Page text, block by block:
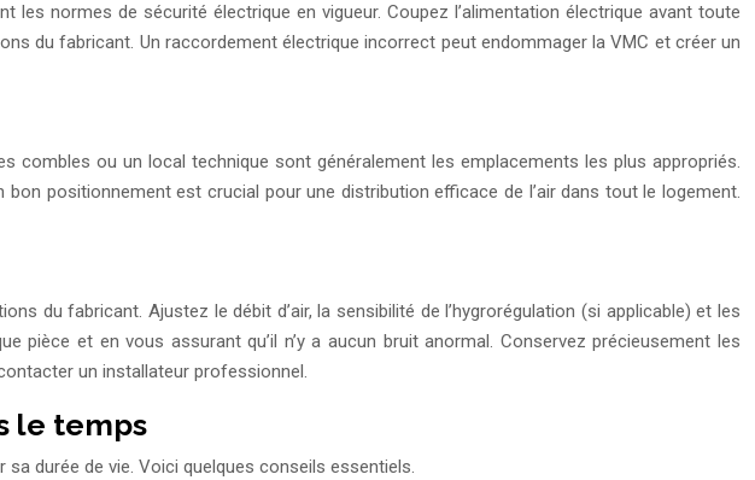
normes de sécurité électrique en vigueur. Coupez l’alimentation électrique avant toute
du fabricant. Un raccordement électrique incorrect peut endommager la VMC et créer un
combles ou un local technique sont généralement les emplacements les plus appropriés.
positionnement est crucial pour une distribution efficace de l’air dans tout le logement.
du fabricant. Ajustez le débit d’air, la sensibilité de l’hygrorégulation (si applicable) et les
pièce et en vous assurant qu’il n’y a aucun bruit anormal. Conservez précieusement les
un installateur professionnel.
le temps
durée de vie. Voici quelques conseils essentiels.